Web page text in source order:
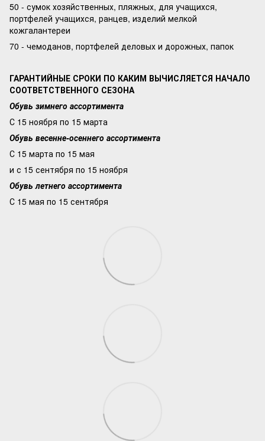
50 - сумок хозяйственных, пляжных, для учащихся,
портфелей учащихся, ранцев, изделий мелкой
кожгалантереи
70 - чемоданов, портфелей деловых и дорожных, папок
ГАРАНТИЙНЫЕ СРОКИ ПО КАКИМ ВЫЧИСЛЯЕТСЯ НАЧАЛО
СООТВЕТСТВЕННОГО СЕЗОНА
Обувь зимнего ассортимента
С 15 ноября по 15 марта
Обувь весенне-осеннего ассортимента
С 15 марта по 15 мая
и с 15 сентября по 15 ноября
Обувь летнего ассортимента
С 15 мая по 15 сентября